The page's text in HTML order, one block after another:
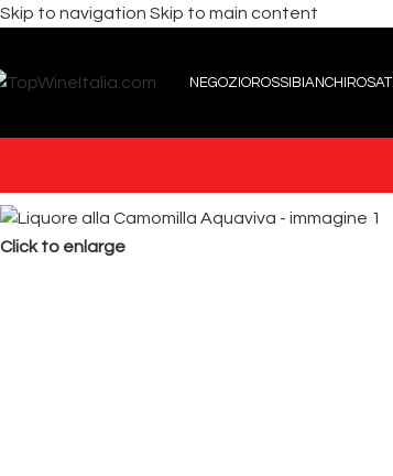
Skip to navigation Skip to main content
NEGOZIOROSSI BIANCHI ROSATI
Click to enlarge